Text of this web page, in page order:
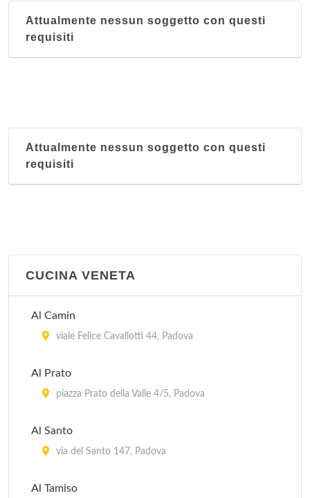
Attualmente nessun soggetto con questi
requisiti
Attualmente nessun soggetto con questi
requisiti
CUCINA VENETA
Al Camin
viale Felice Cavallotti 44, Padova
Al Prato
piazza Prato della Valle 4/5, Padova
Al Santo
via del Santo 147, Padova
Al Tamiso